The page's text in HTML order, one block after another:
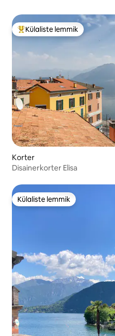
Külaliste suur lemmik
Külaliste lemmik
Korter
Disainerkorter Elisa
Külaliste lemmik
Külaliste lemmik